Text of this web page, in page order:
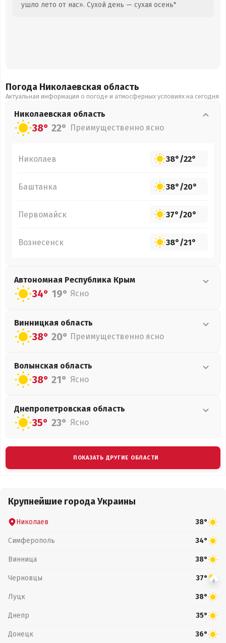
ушло лето от нас». Сухой день — сухая осень"
Погода Николаевская область
Актуальная информация о погоде и атмосферных условиях на сегодня
Николаевская область
38° 22° Преимущественно ясно
Николаев 38°/22°
Баштанка 38°/20°
Первомайск 37°/20°
Вознесенск 38°/21°
Автономная Республика Крым
34° 19° Ясно
Винницкая область
38° 20° Преимущественно ясно
Волынская область
38° 21° Ясно
Днепропетровская область
35° 23° Ясно
ПОКАЗАТЬ ДРУГИЕ ОБЛАСТИ
Крупнейшие города Украины
Николаев 38°
Симферополь 34°
Винница 38°
Черновцы 37°
Луцк 38°
Днепр 35°
Донецк 36°